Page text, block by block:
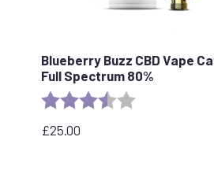
Blueberry Buzz CBD Vape
Full Spectrum 80%
Evaluation :
£25.00